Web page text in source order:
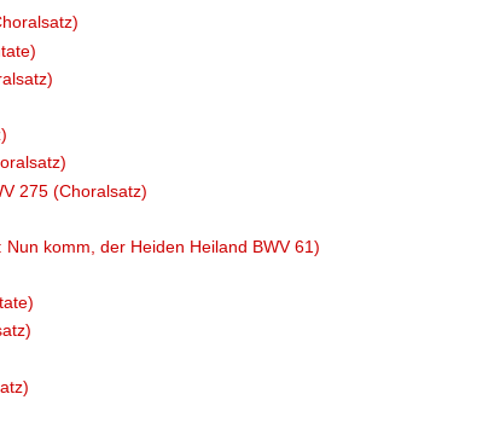
275 (Choralsatz)
komm, der Heiden Heiland BWV 61)